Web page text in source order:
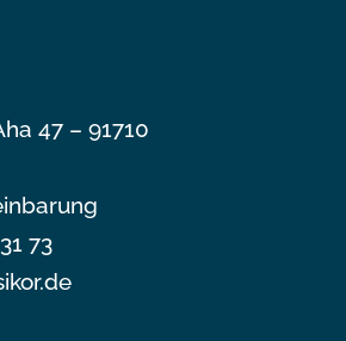
47 – 91710
73